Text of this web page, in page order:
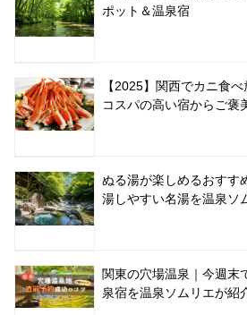
ポット＆温泉宿
【2025】関西でカニ食
コスパの高い宿からご褒
ぬる湯が楽しめるおすす
湯しやすい名湯を温泉ソ
関東の穴場温泉｜今週末
泉宿を温泉ソムリエが紹